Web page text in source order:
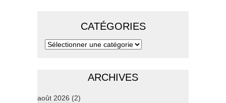
CATÉGORIES
ARCHIVES
août 2026 (2)